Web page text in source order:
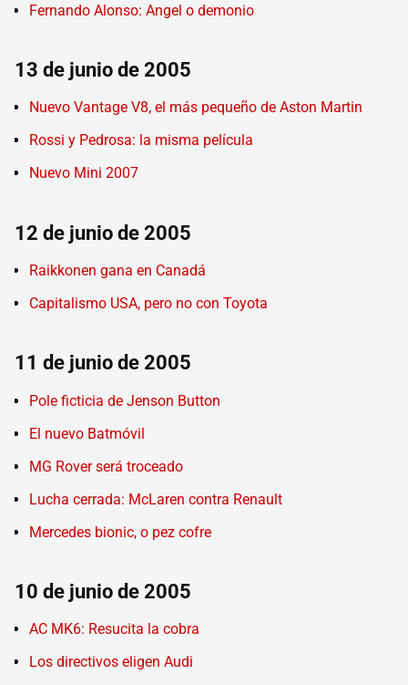
Fernando Alonso: Angel o demonio
13 de junio de 2005
Nuevo Vantage V8, el más pequeño de Aston Martin
Rossi y Pedrosa: la misma película
Nuevo Mini 2007
12 de junio de 2005
Raikkonen gana en Canadá
Capitalismo USA, pero no con Toyota
11 de junio de 2005
Pole ficticia de Jenson Button
El nuevo Batmóvil
MG Rover será troceado
Lucha cerrada: McLaren contra Renault
Mercedes bionic, o pez cofre
10 de junio de 2005
AC MK6: Resucita la cobra
Los directivos eligen Audi